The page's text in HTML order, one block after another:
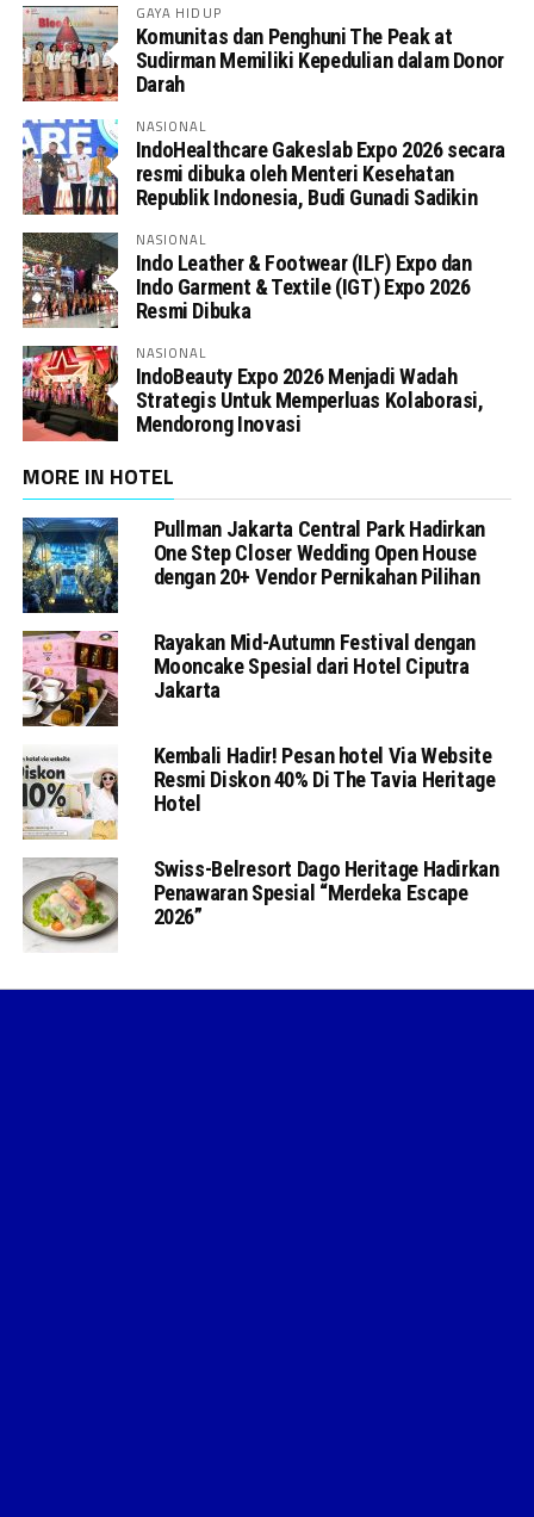
GAYA HIDUP
Komunitas dan Penghuni The Peak at
Sudirman Memiliki Kepedulian dalam Donor
Darah
NASIONAL
IndoHealthcare Gakeslab Expo 2026 secara
resmi dibuka oleh Menteri Kesehatan
Republik Indonesia, Budi Gunadi Sadikin
NASIONAL
Indo Leather & Footwear (ILF) Expo dan
Indo Garment & Textile (IGT) Expo 2026
Resmi Dibuka
NASIONAL
IndoBeauty Expo 2026 Menjadi Wadah
Strategis Untuk Memperluas Kolaborasi,
Mendorong Inovasi
MORE IN HOTEL
Pullman Jakarta Central Park Hadirkan
One Step Closer Wedding Open House
dengan 20+ Vendor Pernikahan Pilihan
Rayakan Mid-Autumn Festival dengan
Mooncake Spesial dari Hotel Ciputra
Jakarta
Kembali Hadir! Pesan hotel Via Website
Resmi Diskon 40% Di The Tavia Heritage
Hotel
Swiss-Belresort Dago Heritage Hadirkan
Penawaran Spesial “Merdeka Escape
2026”